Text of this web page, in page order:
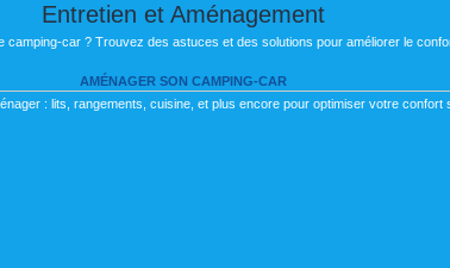
Entretien et Aménagement
car ? Trouvez des astuces et des solutions pour améliorer le
AMÉNAGER SON CAMPING-CAR
: lits, rangements, cuisine, et plus encore pour optimiser votre confort